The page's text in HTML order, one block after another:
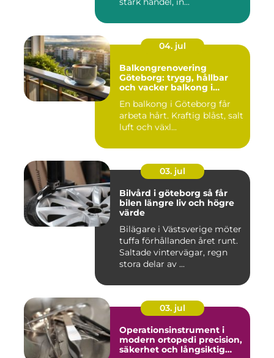
04. jul
Balkongrenovering
Göteborg: trygg, hållbar
och vacker balkong i
En balkong i Göteborg får
arbeta hårt. Kraftig blåst, salt
luft och växl...
03. jul
Bilvård i göteborg så får
bilen längre liv och högre
värde
Bilägare i Västsverige möter
tuffa förhållanden året runt.
Saltade vintervägar, regn
stora delar av ...
03. jul
Operationsinstrument i
modern ortopedi precision,
säkerhet och långsiktig